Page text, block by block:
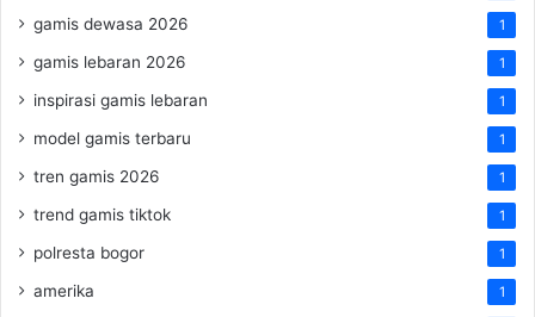
gamis dewasa 2026 1
gamis lebaran 2026 1
inspirasi gamis lebaran 1
model gamis terbaru 1
tren gamis 2026 1
trend gamis tiktok 1
polresta bogor 1
amerika 1